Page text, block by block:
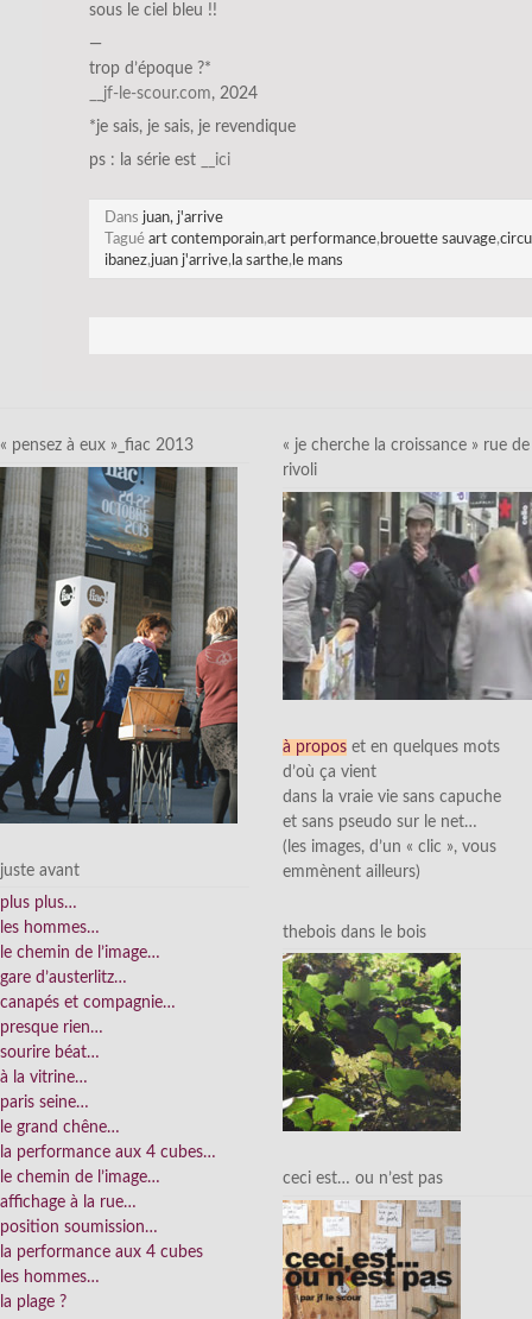
sous le ciel bleu !!
—
trop d’époque ?*
__jf-le-scour.com, 2024
*je sais, je sais, je revendique
ps : la série est
__ici
Dans juan, j'arrive
Tagué art contemporain,art performance, brouette sauvage,
ibanez,juan j'arrive, la sarthe, le mans
« pensez à eux »_fiac 2013
juste avant
plus plus…
les hommes…
le chemin de l’image…
gare d’austerlitz…
canapés et compagnie…
presque rien…
sourire béat…
à la vitrine…
paris seine…
le grand chêne…
la performance aux 4 cubes…
le chemin de l’image…
affichage à la rue…
position soumission…
la performance aux 4 cubes
les hommes…
la plage ?
« je cherche la croissance » rue de
rivoli
à propos et en quelques mots
d’où ça vient
dans la vraie vie sans capuche
et sans pseudo sur le net…
(les images, d’un « clic », vous
emmènent ailleurs)
thebois dans le bois
ceci est… ou n’est pas